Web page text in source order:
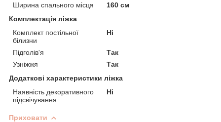
Ширина спального місця
160 см
Комплектація ліжка
Комплект постільної
білизни
Ні
Підголів'я
Так
Узніжжя
Так
Додаткові характеристики ліжка
Наявність декоративного
підсвічування
Ні
Приховати